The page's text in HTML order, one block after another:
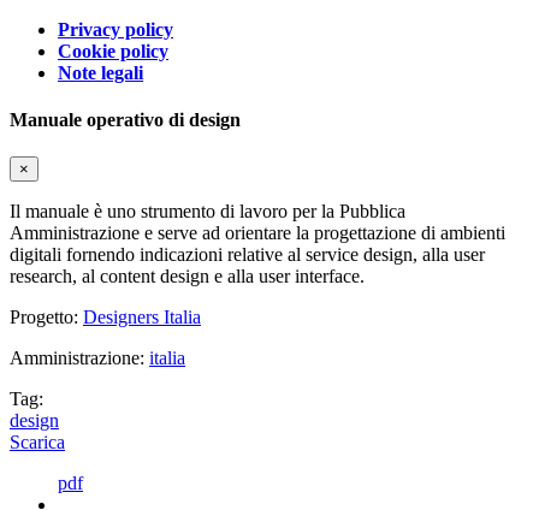
Privacy policy
Cookie policy
Note legali
Manuale operativo di design
×
Il manuale è uno strumento di lavoro per la Pubblica
Amministrazione e serve ad orientare la progettazione di ambienti
digitali fornendo indicazioni relative al service design, alla user
research, al content design e alla user interface.
Progetto: Designers Italia
Amministrazione: italia
Tag:
design
Scarica
pdf